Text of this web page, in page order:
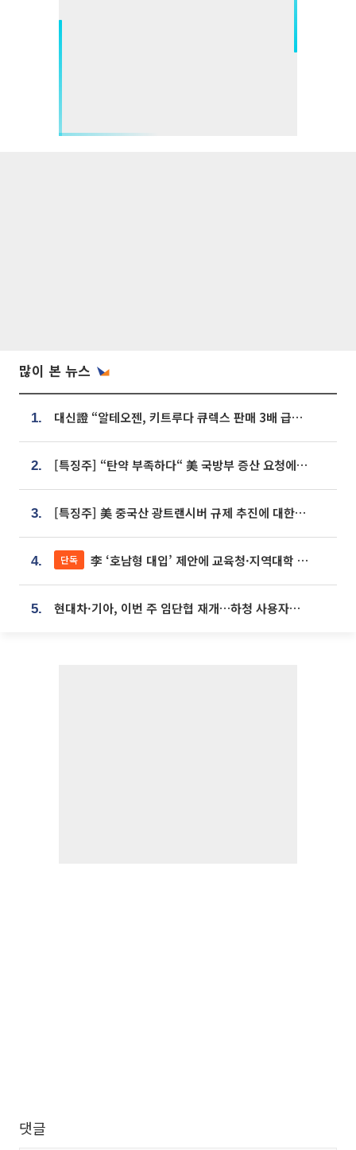
많이 본 뉴스
1. 대신證 “알테오젠, 키트루다 큐렉스 판매 3배 급증…목표가 41만원 상향”
2. [특징주] “탄약 부족하다“ 美 국방부 증산 요청에⋯국내 방산주 급등세
3. [특징주] 美 중국산 광트랜시버 규제 추진에 대한광통신 등 광통신株 강세
4. 단독 李 ‘호남형 대입’ 제안에 교육청·지역대학 서·논술형 입시 연계 '착수'
5. 현대차·기아, 이번 주 임단협 재개…하청 사용자성 재심도 ‘변수’
댓글